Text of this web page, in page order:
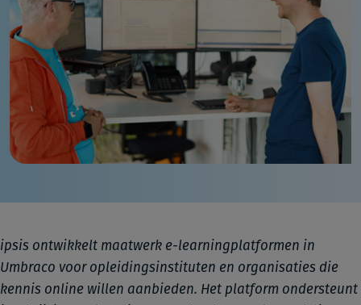
ipsis ontwikkelt maatwerk e-learningplatformen in
Umbraco voor opleidingsinstituten en organisaties die
kennis online willen aanbieden. Het platform ondersteunt